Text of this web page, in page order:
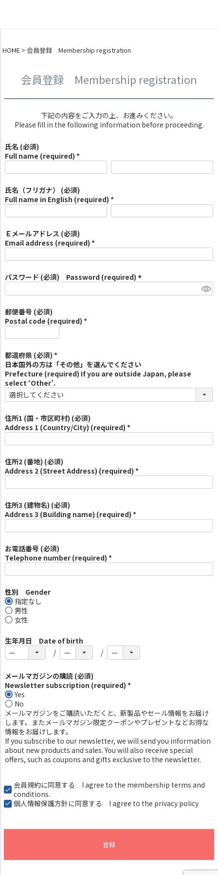
HOME 会員登録 Membership registration
会員登録 Membership registration
下記の内容をご入力の上、お進みください。
Please fill in the following information before proceeding.
氏名 (必須)
Full name (required) *
氏名（フリガナ） (必須)
Full name in English (required) *
Ｅメールアドレス (必須)
Email address (required) *
パスワード (必須) Password (required)
必
郵便番号 (必須)
Postal code (required) *
都道府県 (必須) *
日本国外の方は「その他」を選んでください
Prefecture (required) If you are outside Japan, please
select ‘Other’.
住所1 (国・市区町村) (必須)
Address 1 (Country/City) (required) *
住所2 (番地) (必須)
Address 2 (Street Address) (required) *
住所3 (建物名) (必須)
Address 3 (Building name) (required) *
お電話番号 (必須)
Telephone number (required) *
性別 Gender
指定なし
男性
女性
生年月日 Date of birth
メールマガジンの購読 (必須)
Newsletter subscription (required) *
Yes
No
メールマガジンをご購読いただくと、新製品やセール情報をお届け
します。またメールマガジン限定クーポンやプレゼントなどお得な
情報をお届けします。
If you subscribe to our newsletter, we will send you information
about new products and sales. You will also receive special
offers, such as coupons and gifts exclusive to the newsletter.
会員規約に同意する I agree to the membership terms and
conditions.
個人情報保護方針に同意する I agree to the privacy policy
登録